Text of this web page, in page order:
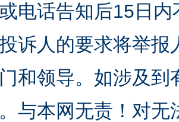
电话告知后15日
诉人的要求将举
和领导。如涉及
与本网无责！对